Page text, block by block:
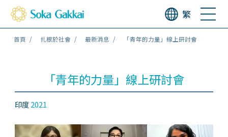
繁
首頁 扎根於社會 最新消息 「青年的力量」線上研討會
「青年的力量」線上研討會
印度2021